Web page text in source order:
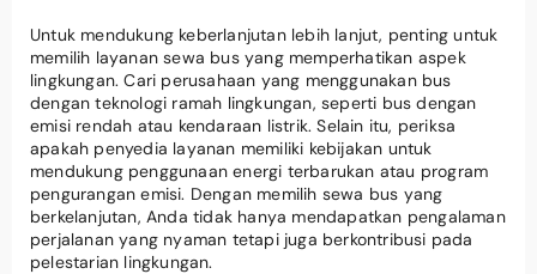
Untuk mendukung keberlanjutan lebih lanjut, penting untuk
memilih layanan sewa bus yang memperhatikan aspek
lingkungan. Cari perusahaan yang menggunakan bus
dengan teknologi ramah lingkungan, seperti bus dengan
emisi rendah atau kendaraan listrik. Selain itu, periksa
apakah penyedia layanan memiliki kebijakan untuk
mendukung penggunaan energi terbarukan atau program
pengurangan emisi. Dengan memilih sewa bus yang
berkelanjutan, Anda tidak hanya mendapatkan pengalaman
perjalanan yang nyaman tetapi juga berkontribusi pada
pelestarian lingkungan.